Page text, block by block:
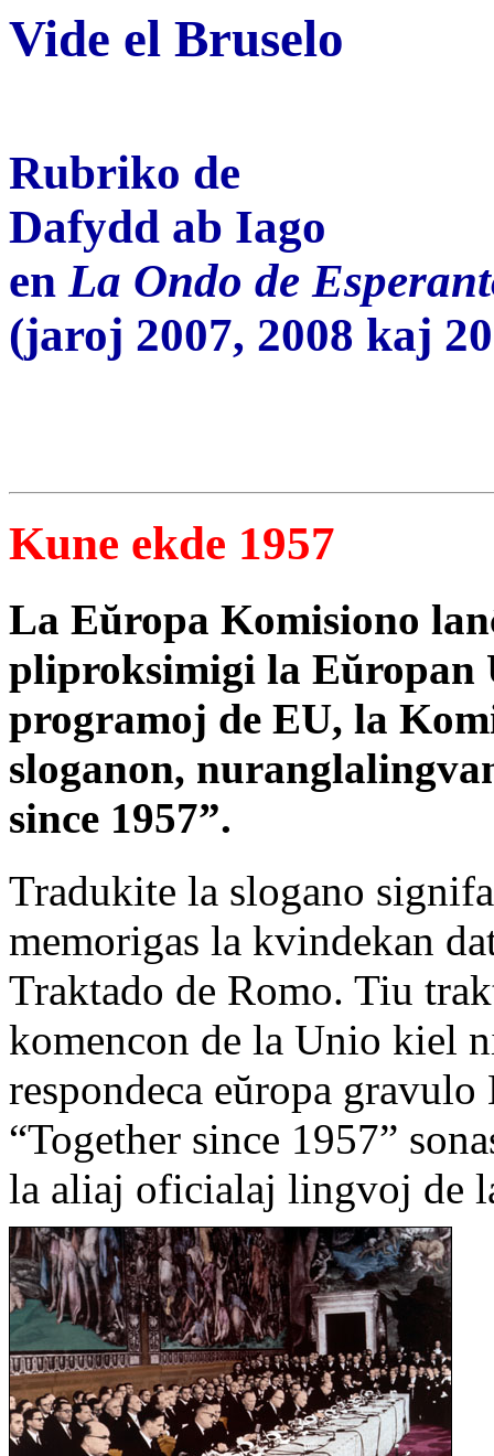
Vide el Bruselo
Rubriko de
Dafydd ab Iago
enLa Ondo de
(jaroj 2007, 2008 kaj
Kune ekde 1957
La Eŭropa Komisiono
pliproksimigi la
programoj de EU, la
sloganon,
since 1957”.
Tradukite la slogano
memorigas la kvindekan
Traktado de Romo. Tiu
komencon de la Unio kiel
respondeca eŭropa
“Together since 1957”
la aliaj oficialaj lingvoj de